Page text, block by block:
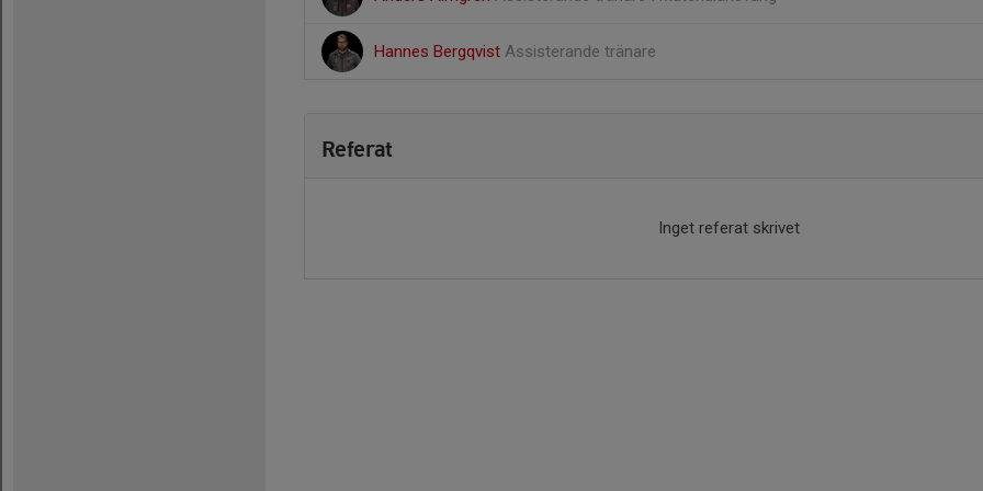
Hannes Bergqvist Assisterande tränare
Referat
Inget referat skrivet